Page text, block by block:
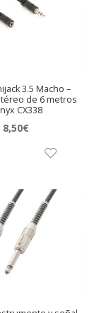
3.5 Macho –
de 6 metros
CX338
8,50€